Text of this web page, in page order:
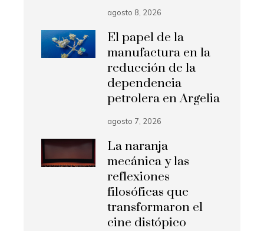
agosto 8, 2026
El papel de la
manufactura en la
reducción de la
dependencia
petrolera en Argelia
agosto 7, 2026
La naranja
mecánica y las
reflexiones
filosóficas que
transformaron el
cine distópico